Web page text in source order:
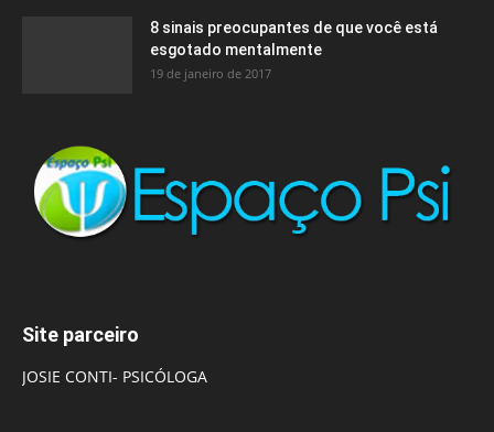
8 sinais preocupantes de que você está
esgotado mentalmente
19 de janeiro de 2017
Site parceiro
JOSIE CONTI- PSICÓLOGA